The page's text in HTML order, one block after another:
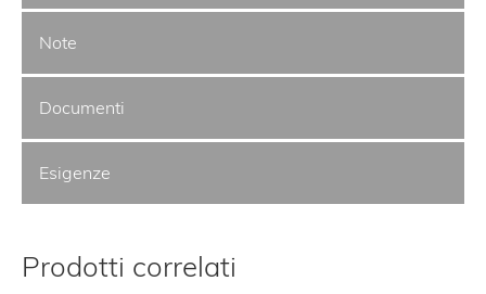
Note
Documenti
Esigenze
Prodotti correlati